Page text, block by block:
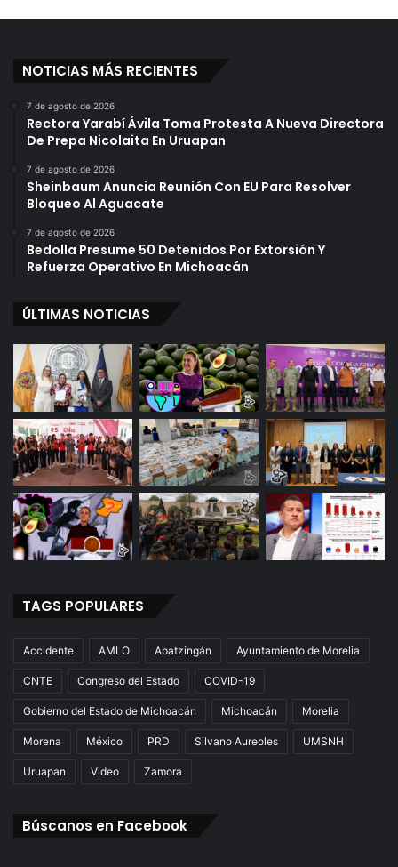
NOTICIAS MÁS RECIENTES
7 de agosto de 2026
Rectora Yarabí Ávila Toma Protesta A Nueva Directora
De Prepa Nicolaita En Uruapan
7 de agosto de 2026
Sheinbaum Anuncia Reunión Con EU Para Resolver
Bloqueo Al Aguacate
7 de agosto de 2026
Bedolla Presume 50 Detenidos Por Extorsión Y
Refuerza Operativo En Michoacán
ÚLTIMAS NOTICIAS
TAGS POPULARES
Accidente AMLO Apatzingán Ayuntamiento de Morelia
CNTE Congreso del Estado COVID-19
Gobierno del Estado de Michoacán Michoacán Morelia
Morena México PRD Silvano Aureoles UMSNH
Uruapan Video Zamora
Búscanos en Facebook